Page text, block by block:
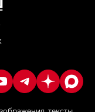
ЛАУНЖ —